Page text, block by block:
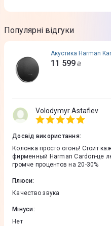
Популярні відгуки
Акустика Harman
11 599 ₴
Volodymyr Astafiev
Досвід використання:
Колонка просто огонь! Стоит
фирменный Harman Cardon-це
громче процентов на 20-30%
Плюси:
Качество звука
Мінуси:
Нет